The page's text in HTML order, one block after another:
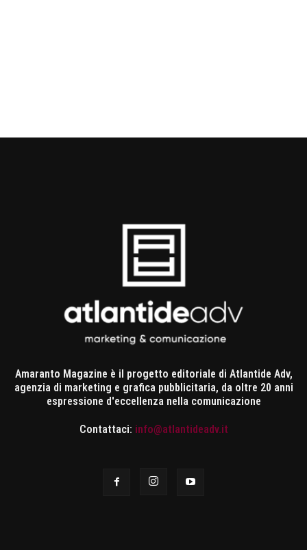
Amaranto Magazine è il progetto editoriale di Atlantide Adv,
agenzia di marketing e grafica pubblicitaria, da oltre 20 anni
espressione d'eccellenza nella comunicazione
Contattaci: info@atlantideadv.it